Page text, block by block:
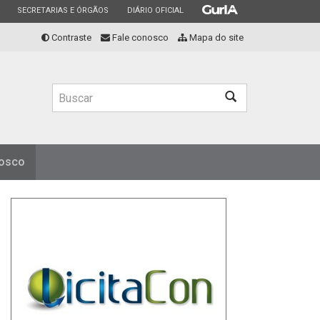
ESTADO
SECRETARIAS E ÓRGÃOS ESTADO
DIÁRIO OFICIAL ESTADO
Contraste Fale conosco Mapa do site
Buscar